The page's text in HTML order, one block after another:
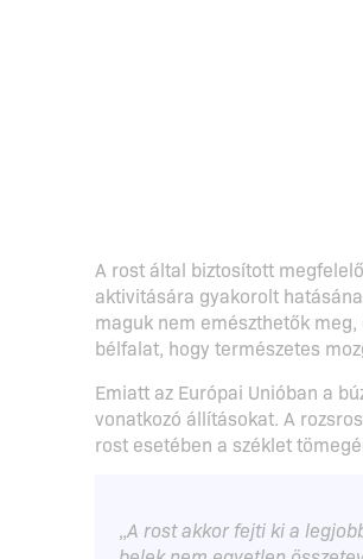
A rost által biztosított
aktivitására gyakorolt
maguk nem emészthetők
bélfalat, hogy természetes
Emiatt az Európai Unióban a
vonatkozó állításokat. A
rost esetében a széklet
„A rost akkor fejti ki a